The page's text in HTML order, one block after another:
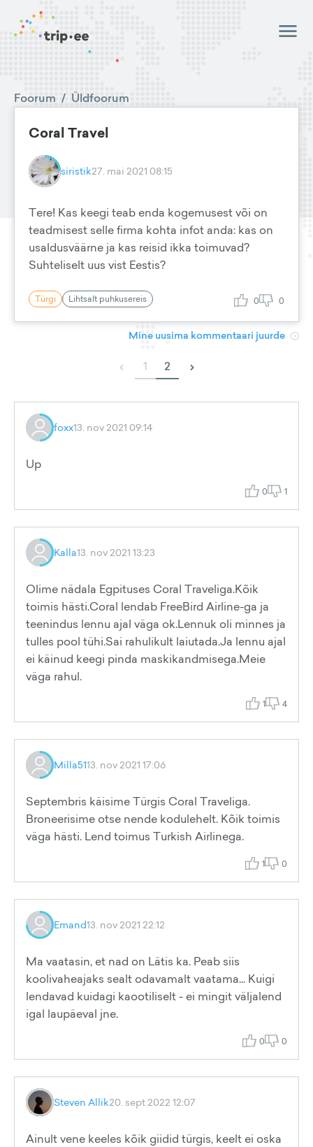
Foorum / Üldfoorum
Coral Travel
siristik27. mai 2021 08:15
Tere! Kas keegi teab enda kogemusest või on
teadmisest selle firma kohta infot anda: kas on
usaldusväärne ja kas reisid ikka toimuvad?
Suhteliselt uus vist Eestis?
Türgi Lihtsalt puhkusereis 0 0
Mine uusima kommentaari juurde
‹ 1 2 ›
foxx13. nov 2021 09:14
Up
0 1
Kalla13. nov 2021 13:23
Olime nädala Egpituses Coral Traveliga.Kõik
toimis hästi.Coral lendab FreeBird Airline-ga ja
teenindus lennu ajal väga ok.Lennuk oli minnes ja
tulles pool tühi.Sai rahulikult laiutada.Ja lennu ajal
ei käinud keegi pinda maskikandmisega.Meie
väga rahul.
1 4
Milla5113. nov 2021 17:06
Septembris käisime Türgis Coral Traveliga.
Broneerisime otse nende kodulehelt. Kõik toimis
väga hästi. Lend toimus Turkish Airlinega.
1 0
Emand13. nov 2021 22:12
Ma vaatasin, et nad on Lätis ka. Peab siis
koolivaheajaks sealt odavamalt vaatama... Kuigi
lendavad kuidagi kaootiliselt - ei mingit väljalend
igal laupäeval jne.
0 0
Steven Allik20. sept 2022 12:07
Ainult vene keeles kõik giidid türgis, keelt ei oska